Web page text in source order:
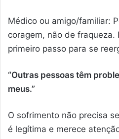
Médico ou amigo/familiar:
coragem, não de fraqueza.
primeiro passo para se
“Outras pessoas têm
meus.”
O sofrimento não precisa
é legítima e merece